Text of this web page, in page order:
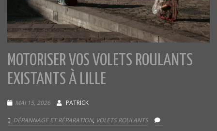
MOTORISER VOS VOLETS ROULANTS
EXISTANTS À LILLE
MAI 15, 2026 PATRICK
DÉPANNAGE ET RÉPARATION, VOLETS ROULANTS